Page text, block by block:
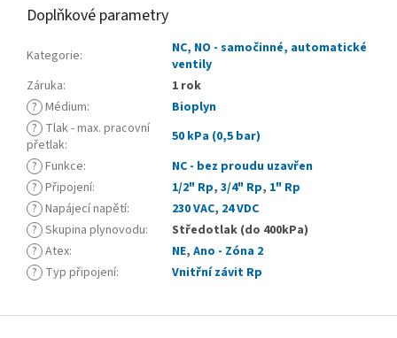
Doplňkové parametry
Kategorie:
NC, NO - samočinné, automatické
ventily
Záruka:
1 rok
? Médium:
Bioplyn
? Tlak - max. pracovní
přetlak:
50 kPa (0,5 bar)
? Funkce:
NC - bez proudu uzavřen
? Připojení: 1/2" Rp, 3/4" Rp, 1" Rp
? Napájecí napětí: 230 VAC, 24 VDC
? Skupina plynovodu:
Středotlak (do 400kPa)
? Atex: NE, Ano - Zóna 2
? Typ připojení: Vnitřní závit Rp
Z